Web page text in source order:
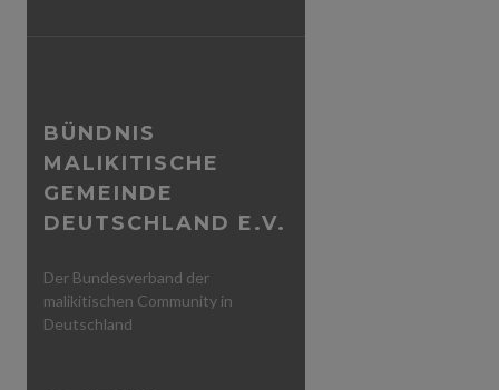
BÜNDNIS
MALIKITISCHE
GEMEINDE
DEUTSCHLAND E.V.
Der Bundesverband der
malikitischen Community in
Deutschland